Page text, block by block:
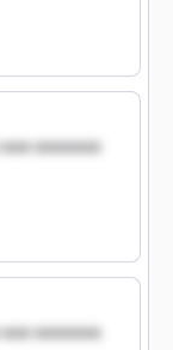
xxxxxxx
xxxxxxx